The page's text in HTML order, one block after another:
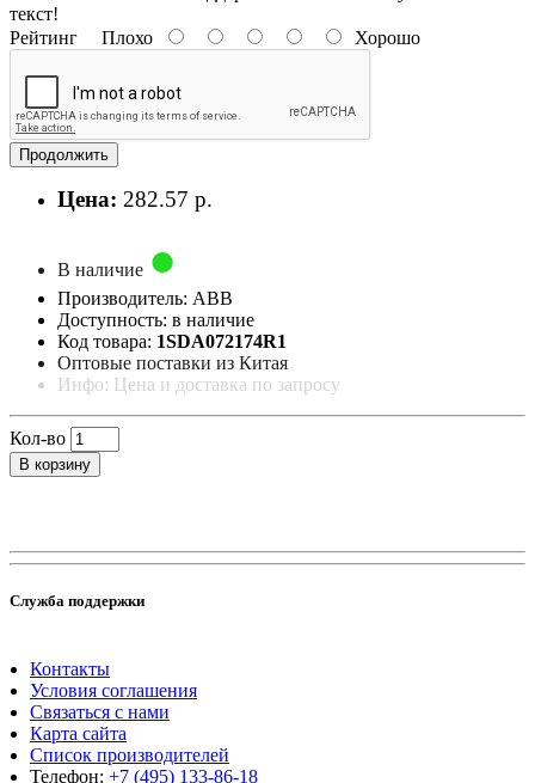
текст!
Рейтинг Плохо Хорошо
Продолжить
Цена: 282.57 р.
В наличие
Производитель: ABB
Доступность: в наличие
Код товара: 1SDA072174R1
Оптовые поставки из Китая
Инфо: Цена и доставка по запросу
Кол-во
В корзину
Служба поддержки
Контакты
Условия соглашения
Связаться с нами
Карта сайта
Список производителей
Телефон: +7 (495) 133-86-18